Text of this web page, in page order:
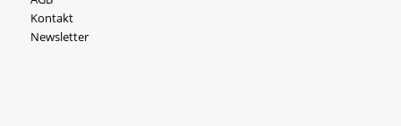
Kontakt
Newsletter